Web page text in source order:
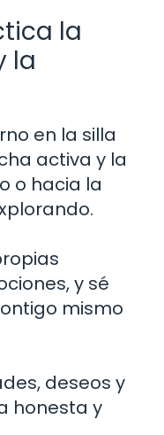
la
la
en la silla
activa y la
o hacia la
y sé
mismo
deseos y
honesta y